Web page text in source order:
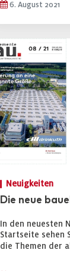
6. August 2021
Neuigkeiten
Die neue
In den neuesten
Startseite sehen
die Themen der